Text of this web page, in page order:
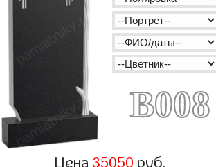
B008
Цена 35050 руб.